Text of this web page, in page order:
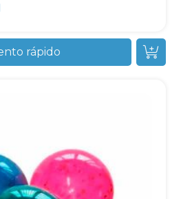
rápido